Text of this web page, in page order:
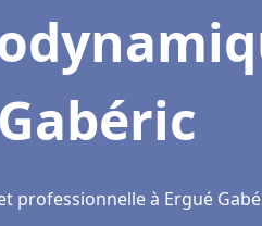
professionnelle à Ergué